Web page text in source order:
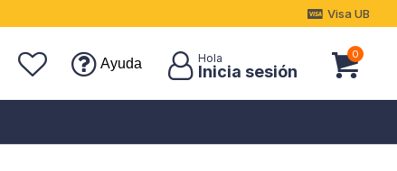
Ayuda
0
Visa UB